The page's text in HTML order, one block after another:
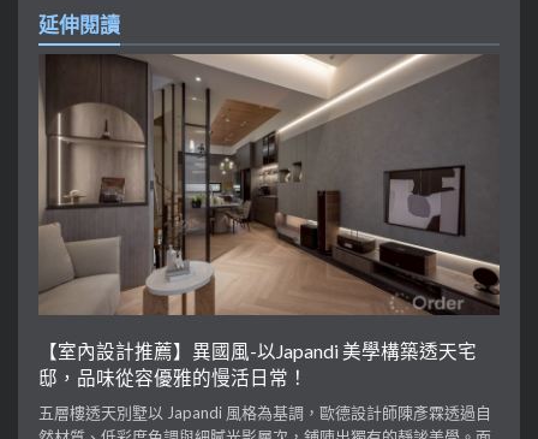
延伸閱讀
【室內設計推薦】異國風-以Japandi 美學構築透天宅
邸，品味從容優雅的慢活日常！
五層樓透天別墅以 Japandi 風格為基調，歐德設計師陳彥霖透過自